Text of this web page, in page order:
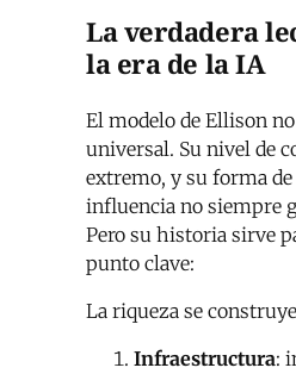
La verdadera
la era de la IA
El modelo de Ellison
universal. Su nivel de
extremo, y su forma de
influencia no siempre
Pero su historia sirve
punto clave:
La riqueza se construye
Infraestructura: